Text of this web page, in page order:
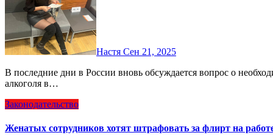
Настя Сен 21, 2025
В последние дни в России вновь обсуждается вопрос о необходимости ужесточения мер против курения и распития
алкоголя в…
Законодательство
Женатых сотрудников хотят штрафовать за флирт на